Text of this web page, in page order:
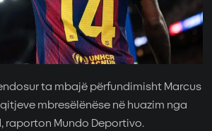
ta mbajë përfundimisht Marcus
mbresëlënëse në huazim nga
raporton Mundo Deportivo.